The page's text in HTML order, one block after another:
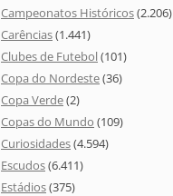
Campeonatos Históricos(2.206)
Carências(1.441)
Clubes de Futebol(101)
Copa do Nordeste(36)
Copa Verde(2)
Copas do Mundo (109)
Curiosidades(4.594)
Escudos(6.411)
Estádios(375)